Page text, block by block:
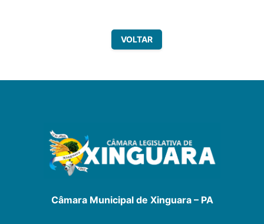
VOLTAR
Câmara Municipal de Xinguara – PA